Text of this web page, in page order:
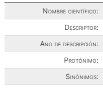
Nombre científico:
Descriptor:
Año de descripción:
Protónimo:
Sinónimos: